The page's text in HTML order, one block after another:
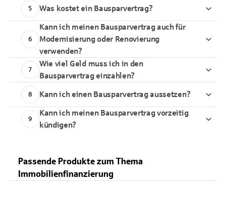
5 Was kostet ein Bausparvertrag?
6
Kann ich meinen Bausparvertrag auch für
Modernisierung oder Renovierung
verwenden?
7
Wie viel Geld muss ich in den
Bausparvertrag einzahlen?
8 Kann ich einen Bausparvertrag aussetzen?
9
Kann ich meinen Bausparvertrag vorzeitig
kündigen?
Passende Produkte zum Thema
Immobilienfinanzierung